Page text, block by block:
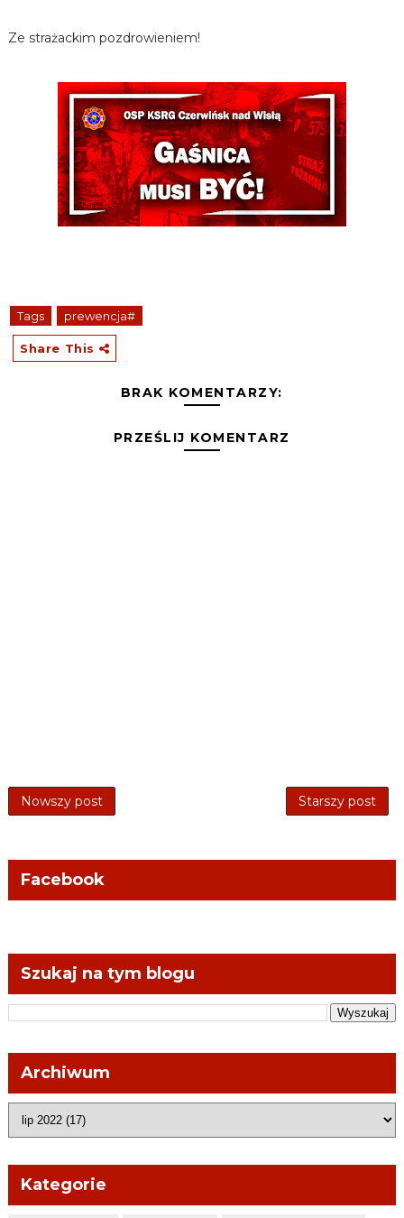
Ze strażackim pozdrowieniem!
Tags prewencja#
Share This
BRAK KOMENTARZY:
PRZEŚLIJ KOMENTARZ
Nowszy post Starszy post
Facebook
Szukaj na tym blogu
Archiwum
Kategorie